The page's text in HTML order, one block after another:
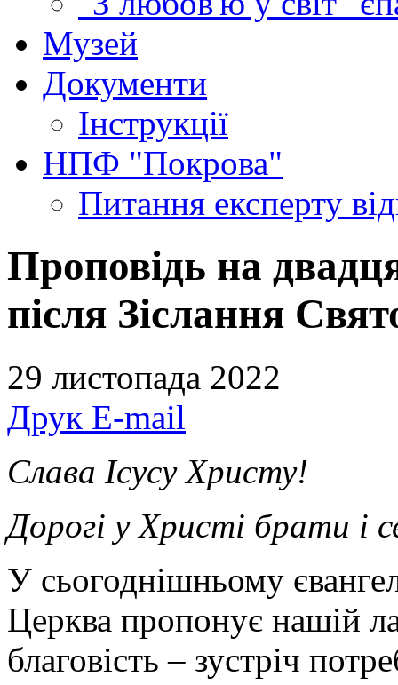
Музей
Документи
Інструкції
НПФ "Покрова"
Питання експерту
Проповідь на
після Зіслання
29 листопада 2022
Друк E-mail
Слава Ісусу Христу!
Дорогі у Христі брати і
У сьогоднішньому
Церква пропонує нашій
благовість – зустріч